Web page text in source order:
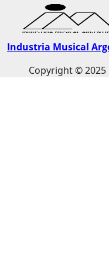
Industria Musical
Copyright © 2025